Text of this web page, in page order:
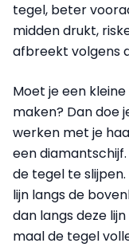
tegel, beter
midden drukt,
afbreekt volgens
Moet je een
maken? Dan doe
werken met je
een
de tegel te
lijn langs de
dan langs deze
maal de tegel